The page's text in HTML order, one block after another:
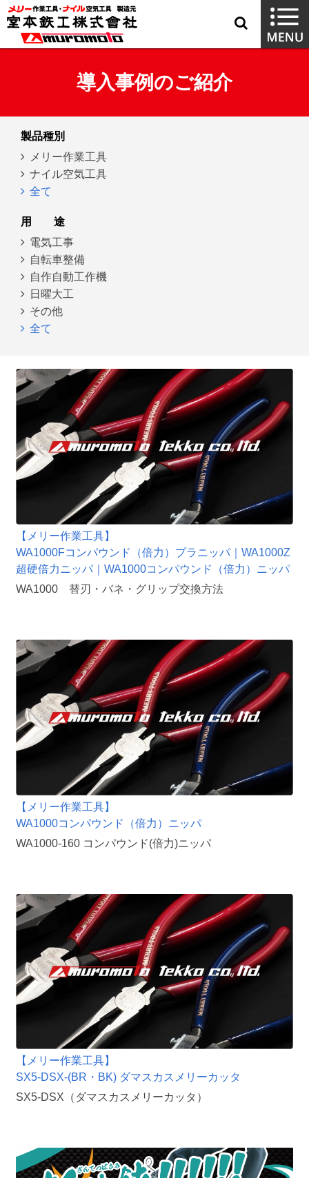
導入事例のご紹介
製品種別
メリー作業工具
ナイル空気工具
全て
用
途
電気工事
自転車整備
自作自動工作機
日曜大工
その他
全て
【メリー作業工具】
WA1000Fコンパウンド（倍力）プラニッパ｜WA1000Z
超硬倍力ニッパ｜WA1000コンパウンド（倍力）ニッパ
WA1000 替刃・バネ・グリップ交換方法
【メリー作業工具】
WA1000コンパウンド（倍力）ニッパ
WA1000-160 コンパウンド(倍力)ニッパ
【メリー作業工具】
SX5-DSX-(BR・BK) ダマスカスメリーカッタ
SX5-DSX（ダマスカスメリーカッタ）